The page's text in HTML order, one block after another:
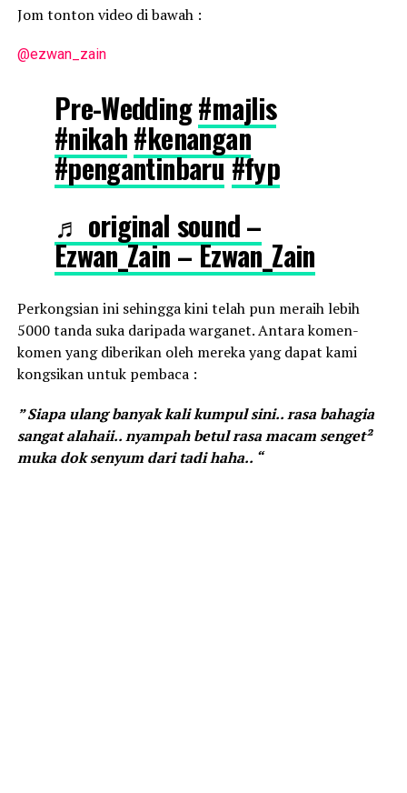
Jom tonton video di bawah :
@ezwan_zain
Pre-Wedding#majlis
#nikah#kenangan
#pengantinbaru#fyp
♬ original sound –
Ezwan_Zain – Ezwan_Zain
Perkongsian ini sehingga kini telah pun meraih lebih
5000 tanda suka daripada warganet. Antara komen-
komen yang diberikan oleh mereka yang dapat kami
kongsikan untuk pembaca :
” Siapa ulang banyak kali kumpul sini.. rasa bahagia
sangat alahaii.. nyampah betul rasa macam senget²
muka dok senyum dari tadi haha.. “